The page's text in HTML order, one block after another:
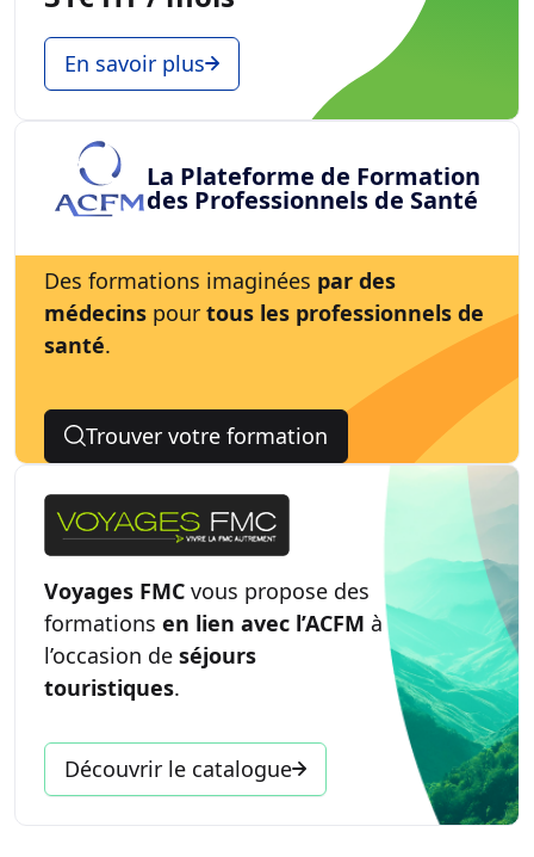
En savoir plus
La Plateforme de Formation
des Professionnels de Santé
Des formations imaginées par des
médecins pour tous les professionnels de
santé.
Trouver votre formation
Voyages FMC vous propose des
formations en lien avec l’ACFM à
l’occasion de séjours
touristiques.
Découvrir le catalogue